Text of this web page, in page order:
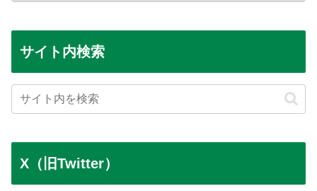
サイト内検索
X（旧Twitter）